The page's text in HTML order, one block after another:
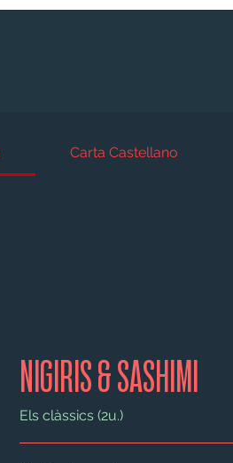
Carta Castellano
NIGIRIS & SASHIMI
Els clàssics (2u.)